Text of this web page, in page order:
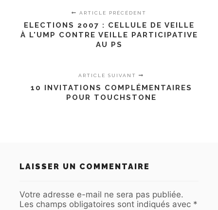
ARTICLE PRÉCÉDENT
ELECTIONS 2007 : CELLULE DE VEILLE
À L'UMP CONTRE VEILLE PARTICIPATIVE
AU PS
ARTICLE SUIVANT
10 INVITATIONS COMPLÉMENTAIRES
POUR TOUCHSTONE
LAISSER UN COMMENTAIRE
Votre adresse e-mail ne sera pas publiée.
Les champs obligatoires sont indiqués avec *